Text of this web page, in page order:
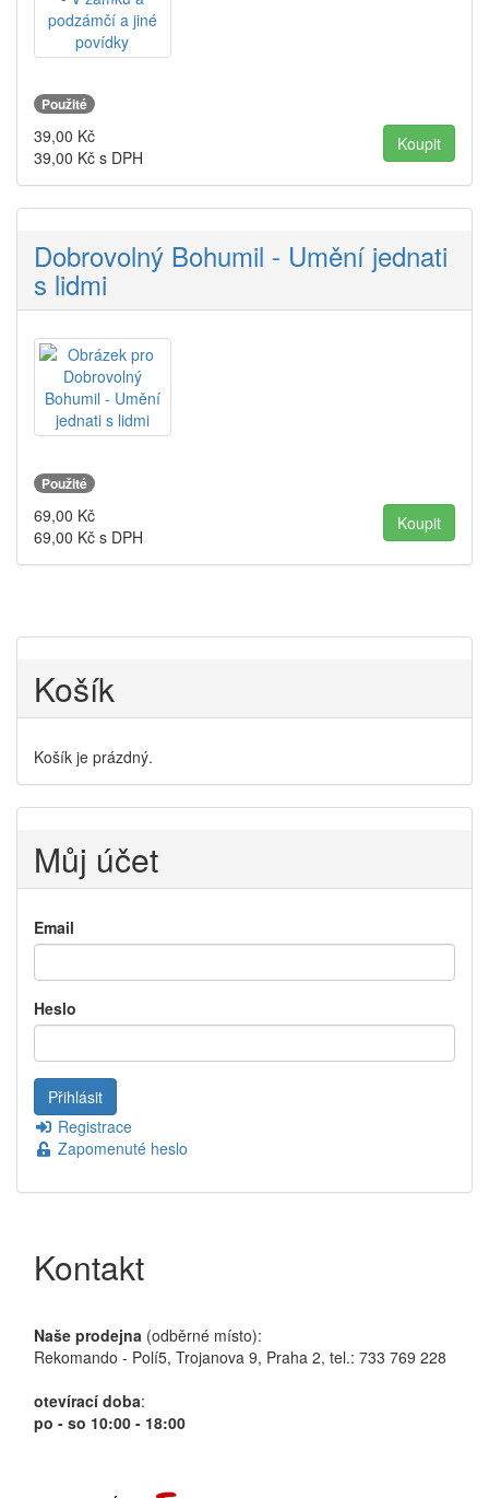
Použité
39,00 Kč
39,00 Kč s DPH
Dobrovolný Bohumil - Umění jednati
s lidmi
Použité
69,00 Kč
69,00 Kč s DPH
Košík
Košík je prázdný.
Můj účet
Email
Heslo
Registrace
Zapomenuté heslo
Kontakt
Naše prodejna (odběrné místo):
Rekomando - Polí5, Trojanova 9, Praha 2, tel.: 733 769 228
otevírací doba:
po - so 10:00 - 18:00